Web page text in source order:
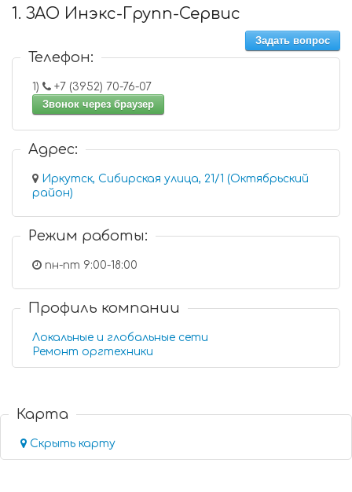
1. ЗАО Инэкс-Групп-Сервис
Задать вопрос
Телефон:
1)
+7 (3952) 70-76-07
Звонок через браузер
Адрес:
Иркутск, Сибирская улица, 21/1 (Октябрьский
район)
Режим работы:
пн-пт 9:00-18:00
Профиль компании
Локальные и глобальные сети
Ремонт оргтехники
Карта
Скрыть карту